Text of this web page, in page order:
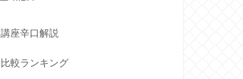
講座辛口解説
比較ランキング